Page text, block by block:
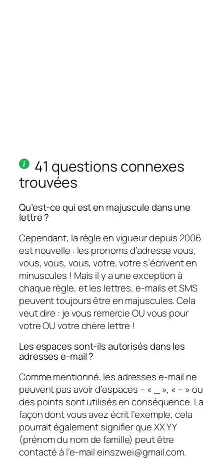
41 questions connexes
trouvées
Qu’est-ce qui est en majuscule dans une
lettre ?
Cependant, la règle en vigueur depuis 2006
est nouvelle : les pronoms d’adresse vous,
vous, vous, vous, votre, votre s’écrivent en
minuscules ! Mais il y a une exception à
chaque règle, et les lettres, e-mails et SMS
peuvent toujours être en majuscules. Cela
veut dire : je vous remercie OU vous pour
votre OU votre chère lettre !
Les espaces sont-ils autorisés dans les
adresses e-mail ?
Comme mentionné, les adresses e-mail ne
peuvent pas avoir d’espaces – « _ », « – » ou
des points sont utilisés en conséquence. La
façon dont vous avez écrit l’exemple, cela
pourrait également signifier que XX YY
(prénom du nom de famille) peut être
contacté à l’e-mail einszwei@gmail.com.